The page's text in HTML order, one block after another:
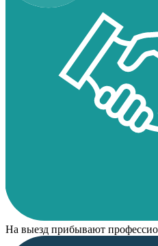
На выезд прибывают